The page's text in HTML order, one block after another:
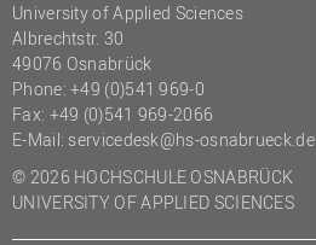
(PMO)
Prozessmanagement
Recht
Science to Business GmbH
Studierendensekretariat
University of Applied Sciences
Albrechtstr. 30
49076 Osnabrück
Phone: +49 (0)541 969-0
Fax: +49 (0)541 969-2066
E-Mail: servicedesk@hs-osnabrueck.de
© 2026 HOCHSCHULE OSNABRÜCK
UNIVERSITY OF APPLIED SCIENCES